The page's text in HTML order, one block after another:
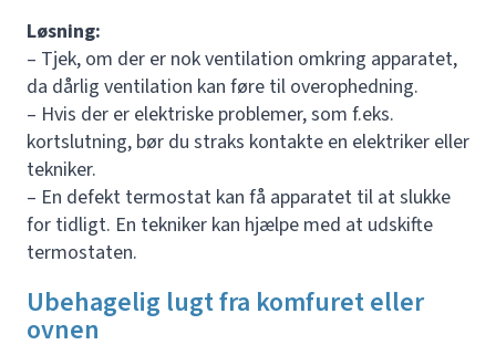
Løsning:
– Tjek, om der er nok ventilation omkring apparatet,
da dårlig ventilation kan føre til overophedning.
– Hvis der er elektriske problemer, som f.eks.
kortslutning, bør du straks kontakte en elektriker eller
tekniker.
– En defekt termostat kan få apparatet til at slukke
for tidligt. En tekniker kan hjælpe med at udskifte
termostaten.
Ubehagelig lugt fra komfuret eller
ovnen